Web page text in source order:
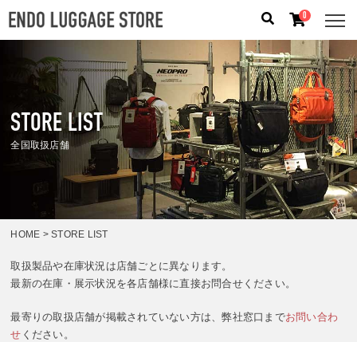
人気のキーワード： 誕生日プレゼント/フリクエン タ
ー
/機内持込
カテゴリから探す
ブランドから探す
容量から探す
泊数から探す
0
STORE LIST
全国取扱店舗
HOME > STORE LIST
取扱製品や在庫状況は店舗ごとに異なります。
最新の在庫・展示状況を各店舗様に直接お問合せください。
最寄りの取扱店舗が掲載されていない方は、弊社窓口までお問い合わ
せ ください。